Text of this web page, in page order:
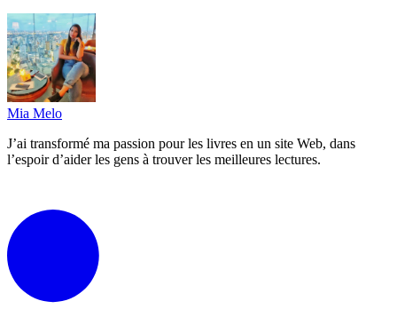
Mia Melo
J’ai transformé ma passion pour les livres en un site Web, dans
l’espoir d’aider les gens à trouver les meilleures lectures.